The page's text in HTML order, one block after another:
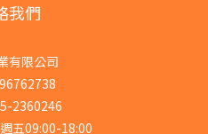
我們
有限公司
2360246
五09:00-18:00